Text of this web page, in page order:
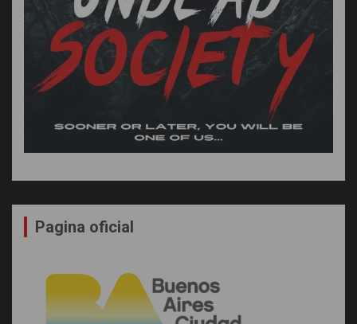
Pagina oficial